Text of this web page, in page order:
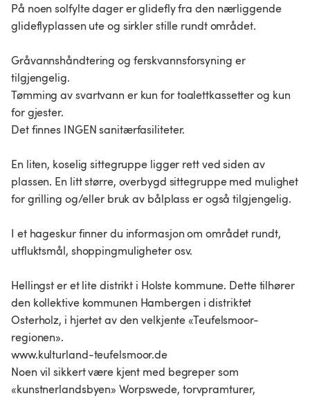
På noen solfylte dager er glidefly fra den nærliggende
glideflyplassen ute og sirkler stille rundt området.
Gråvannshåndtering og ferskvannsforsyning er
tilgjengelig.
Tømming av svartvann er kun for toalettkassetter og kun
for gjester.
Det finnes INGEN sanitærfasiliteter.
En liten, koselig sittegruppe ligger rett ved siden av
plassen. En litt større, overbygd sittegruppe med mulighet
for grilling og/eller bruk av bålplass er også tilgjengelig.
I et hageskur finner du informasjon om området rundt,
utfluktsmål, shoppingmuligheter osv.
Hellingst er et lite distrikt i Holste kommune. Dette tilhører
den kollektive kommunen Hambergen i distriktet
Osterholz, i hjertet av den velkjente «Teufelsmoor-
regionen».
www.kulturland-teufelsmoor.de
Noen vil sikkert være kjent med begreper som
«kunstnerlandsbyen» Worpswede, torvpramturer,